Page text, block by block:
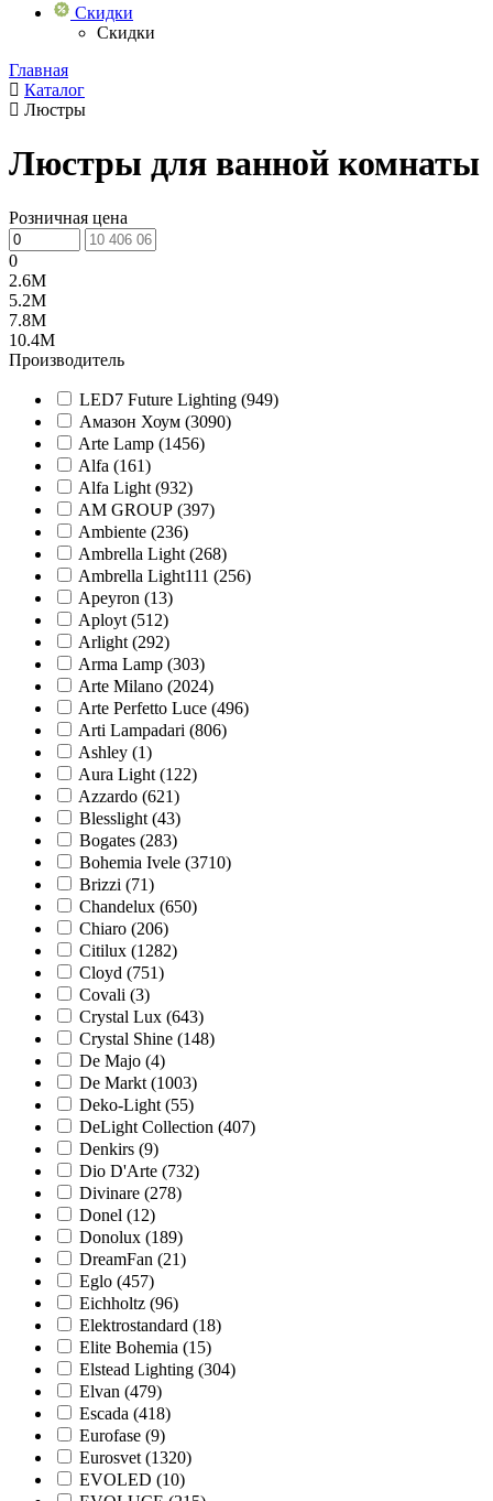
Скидки
Скидки
Главная
Каталог
Люстры
Люстры для ванной комнаты
Розничная цена
0
2.6M
5.2M
7.8M
10.4M
Производитель
LED7 Future Lighting (949)
Амазон Хоум (3090)
Arte Lamp (1456)
Alfa (161)
Alfa Light (932)
AM GROUP (397)
Ambiente (236)
Ambrella Light (268)
Ambrella Light111 (256)
Apeyron (13)
Aployt (512)
Arlight (292)
Arma Lamp (303)
Arte Milano (2024)
Arte Perfetto Luce (496)
Arti Lampadari (806)
Ashley (1)
Aura Light (122)
Azzardo (621)
Blesslight (43)
Bogates (283)
Bohemia Ivele (3710)
Brizzi (71)
Chandelux (650)
Chiaro (206)
Citilux (1282)
Cloyd (751)
Covali (3)
Crystal Lux (643)
Crystal Shine (148)
De Majo (4)
De Markt (1003)
Deko-Light (55)
DeLight Collection (407)
Denkirs (9)
Dio D'Arte (732)
Divinare (278)
Donel (12)
Donolux (189)
DreamFan (21)
Eglo (457)
Eichholtz (96)
Elektrostandard (18)
Elite Bohemia (15)
Elstead Lighting (304)
Elvan (479)
Escada (418)
Eurofase (9)
Eurosvet (1320)
EVOLED (10)